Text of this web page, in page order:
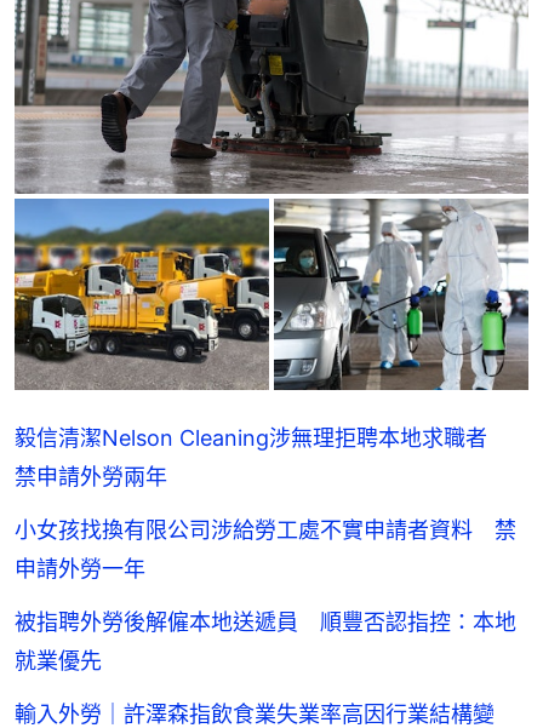
毅信清潔Nelson Cleaning涉無理拒聘本地求職者
禁申請外勞兩年
小女孩找換有限公司涉給勞工處不實申請者資料 禁
申請外勞一年
被指聘外勞後解僱本地送遞員 順豐否認指控：本地
就業優先
輸入外勞｜許澤森指飲食業失業率高因行業結構變